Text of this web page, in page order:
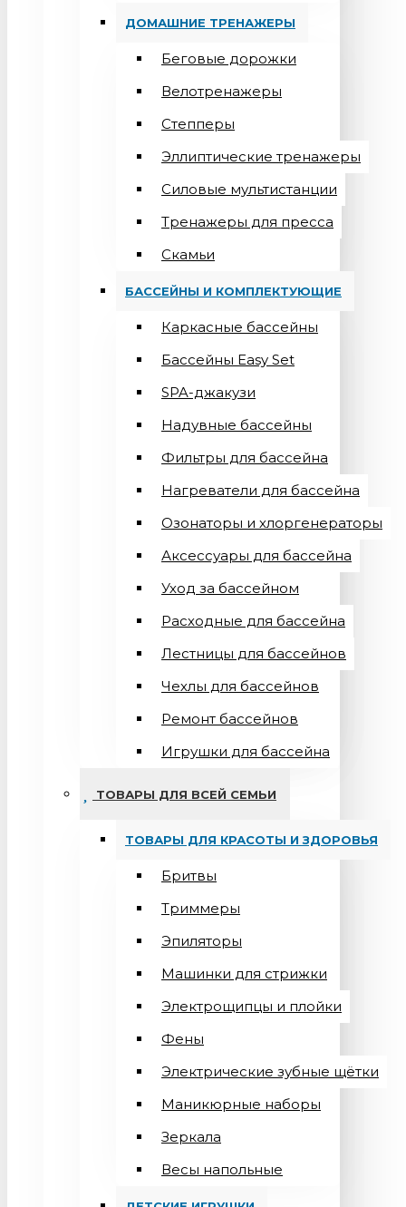
ДОМАШНИЕ ТРЕНАЖЕРЫ
Беговые дорожки
Велотренажеры
Степперы
Эллиптические тренажеры
Силовые мультистанции
Тренажеры для пресса
Скамьи
БАССЕЙНЫ И КОМПЛЕКТУЮЩИЕ
Каркасные бассейны
Бассейны Easy Set
SPA-джакузи
Надувные бассейны
Фильтры для бассейна
Нагреватели для бассейна
Озонаторы и хлоргенераторы
Аксессуары для бассейна
Уход за бассейном
Расходные для бассейна
Лестницы для бассейнов
Чехлы для бассейнов
Ремонт бассейнов
Игрушки для бассейна
ТОВАРЫ ДЛЯ ВСЕЙ СЕМЬИ
ТОВАРЫ ДЛЯ КРАСОТЫ И ЗДОРОВЬЯ
Бритвы
Триммеры
Эпиляторы
Машинки для стрижки
Электрощипцы и плойки
Фены
Электрические зубные щётки
Маникюрные наборы
Зеркала
Весы напольные